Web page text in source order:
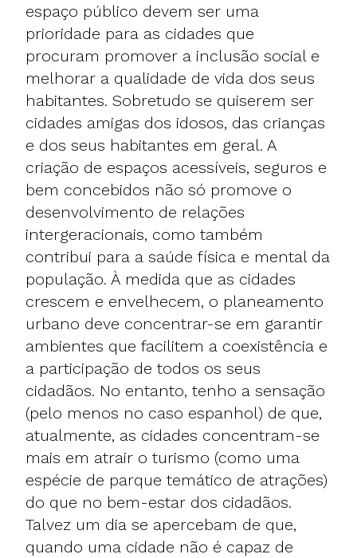
espaço público devem ser uma
prioridade para as cidades que
procuram promover a inclusão social e
melhorar a qualidade de vida dos seus
habitantes. Sobretudo se quiserem ser
cidades amigas dos idosos, das crianças
e dos seus habitantes em geral. A
criação de espaços acessíveis, seguros e
bem concebidos não só promove o
desenvolvimento de relações
intergeracionais, como também
contribui para a saúde física e mental da
população. À medida que as cidades
crescem e envelhecem, o planeamento
urbano deve concentrar-se em garantir
ambientes que facilitem a coexistência e
a participação de todos os seus
cidadãos. No entanto, tenho a sensação
(pelo menos no caso espanhol) de que,
atualmente, as cidades concentram-se
mais em atrair o turismo (como uma
espécie de parque temático de atrações)
do que no bem-estar dos cidadãos.
Talvez um dia se apercebam de que,
quando uma cidade não é capaz de